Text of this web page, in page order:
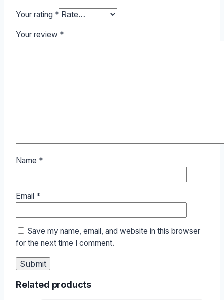
Your rating *
Your review *
Name *
Email *
Save my name, email, and website in this browser
for the next time I comment.
Related products